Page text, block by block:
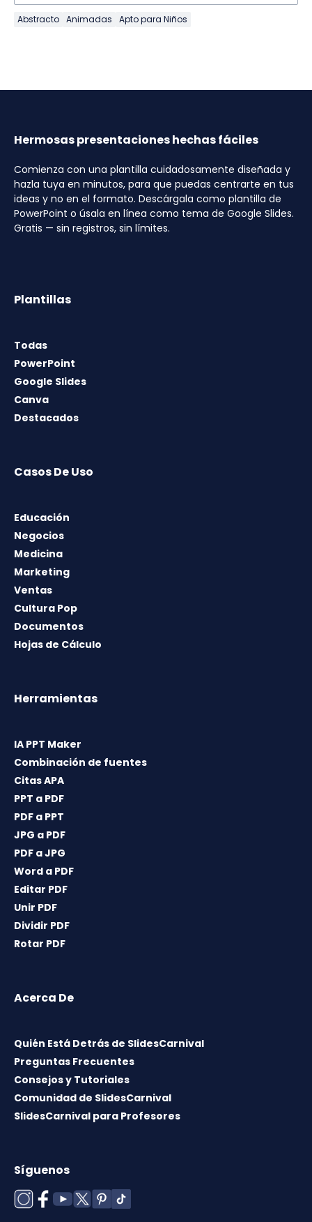
Abstracto Animadas Apto para Niños
Hermosas presentaciones hechas fáciles
Comienza con una plantilla cuidadosamente diseñada y
hazla tuya en minutos, para que puedas centrarte en tus
ideas y no en el formato. Descárgala como plantilla de
PowerPoint o úsala en línea como tema de Google Slides.
Gratis — sin registros, sin límites.
Plantillas
Todas
PowerPoint
Google Slides
Canva
Destacados
Casos De Uso
Educación
Negocios
Medicina
Marketing
Ventas
Cultura Pop
Documentos
Hojas de Cálculo
Herramientas
IA PPT Maker
Combinación de fuentes
Citas APA
PPT a PDF
PDF a PPT
JPG a PDF
PDF a JPG
Word a PDF
Editar PDF
Unir PDF
Dividir PDF
Rotar PDF
Acerca De
Quién Está Detrás de SlidesCarnival
Preguntas Frecuentes
Consejos y Tutoriales
Comunidad de SlidesCarnival
SlidesCarnival para Profesores
Síguenos